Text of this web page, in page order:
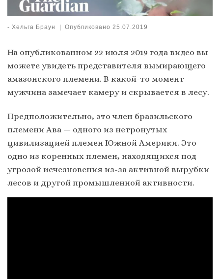
- Хельга Браун | Опубликовано 25.07.2019
На опубликованном 22 июля 2019 года видео вы
можете увидеть представителя вымирающего
амазонского племени. В какой-то момент
мужчина замечает камеру и скрывается в лесу.
Предположительно, это член бразильского
племени Ава — одного из нетронутых
цивилизацией племен Южной Америки. Это
одно из коренных племен, находящихся под
угрозой исчезновения из-за активной вырубки
лесов и другой промышленной активности.